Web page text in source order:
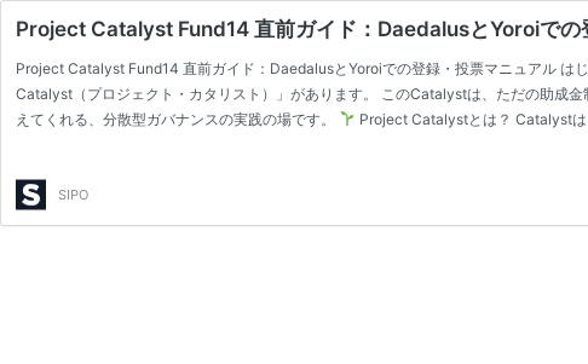
Project Catalyst Fund14 直前ガイド：DaedalusとYoroiで
Project Catalyst Fund14 直前ガイド：DaedalusとYoroiでの登録・投票マニュアル
Catalyst（プロジェクト・カタリスト）」があります。 このCatalystは、ただの助成
えてくれる、分散型ガバナンスの実践の場です。
Project Catalystとは？ Catalyst
SIPO